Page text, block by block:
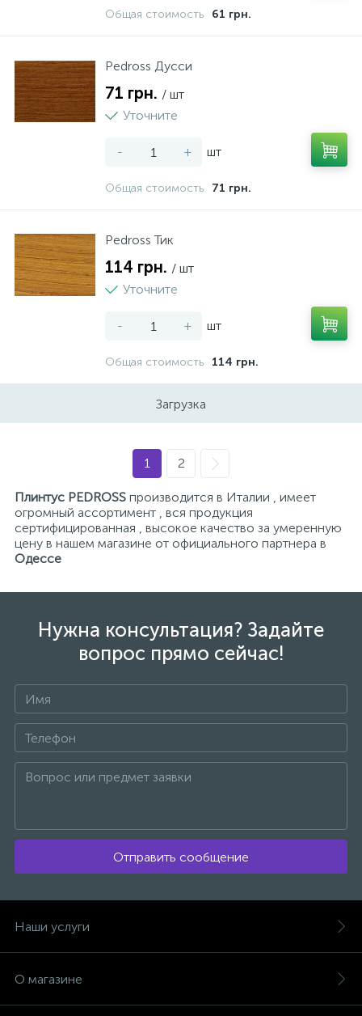
Общая стоимость 61 грн.
Pedross Дусси
71 грн. / шт
Уточните
- + шт
Общая стоимость 71 грн.
Pedross Тик
114 грн. / шт
Уточните
- + шт
Общая стоимость 114 грн.
Загрузка
1 2
Плинтус PEDROSS производится в Италии , имеет
огромный ассортимент , вся продукция
сертифицированная , высокое качество за умеренную
цену в нашем магазине от официального партнера в
Одессе
Нужна консультация? Задайте
вопрос прямо сейчас!
Отправить сообщение
Наши услуги
О магазине